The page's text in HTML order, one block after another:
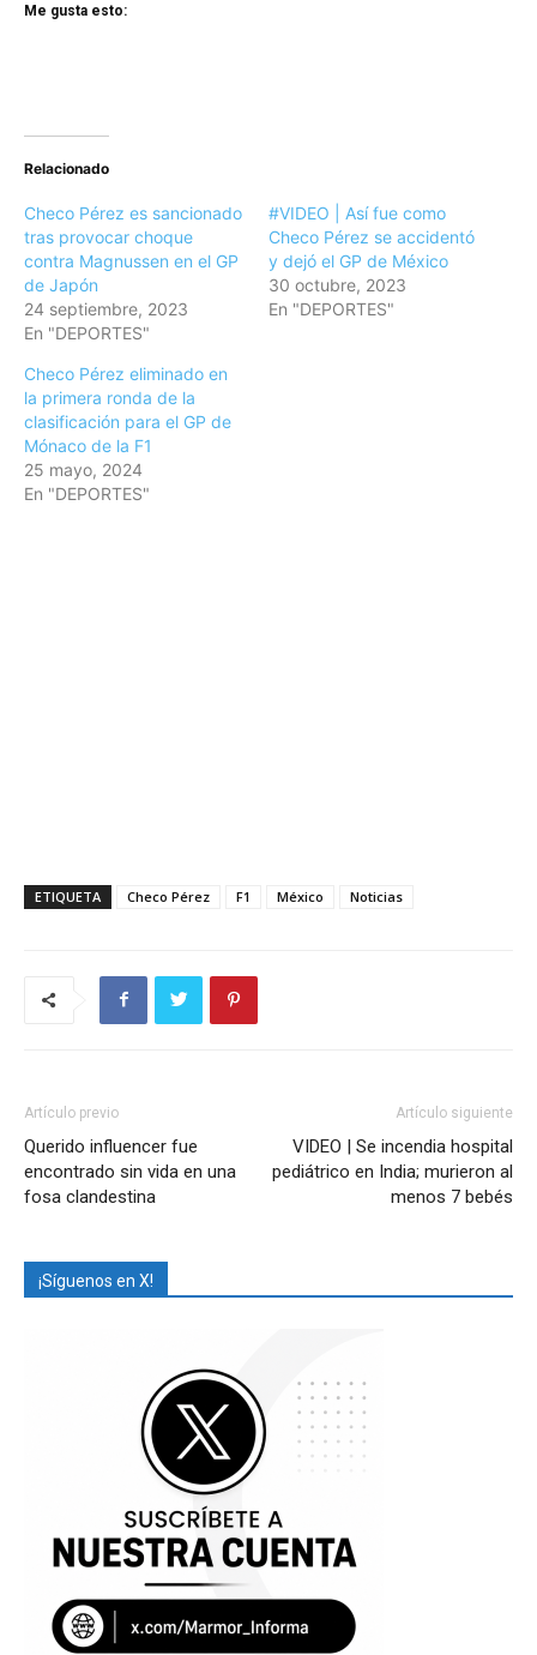
Me gusta esto:
Relacionado
Checo Pérez es sancionado
tras provocar choque
contra Magnussen en el GP
de Japón
24 septiembre, 2023
En "DEPORTES"
#VIDEO | Así fue como
Checo Pérez se accidentó
y dejó el GP de México
30 octubre, 2023
En "DEPORTES"
Checo Pérez eliminado en
la primera ronda de la
clasificación para el GP de
Mónaco de la F1
25 mayo, 2024
En "DEPORTES"
ETIQUETA Checo Pérez F1 México Noticias
Artículo previo
Querido influencer fue
encontrado sin vida en una
fosa clandestina
Artículo siguiente
VIDEO | Se incendia hospital
pediátrico en India; murieron al
menos 7 bebés
¡Síguenos en X!